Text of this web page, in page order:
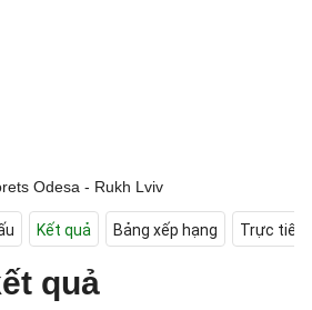
Odesa - Rukh Lviv
Kết quả Bảng xếp hạng Trực tiếp
quả